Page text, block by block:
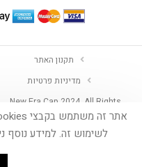
תקנון האתר
מדיניות פרטיות
New Era Cap 2024. All Rights
reserved©
לשימוש זה. למידע נוסף